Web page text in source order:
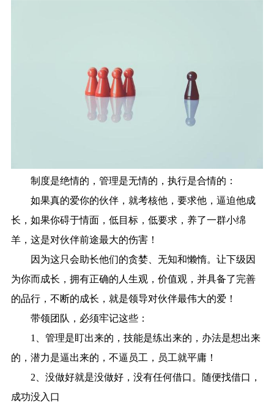
制度是绝情的，管理是无情的，执行是合情的：
如果真的爱你的伙伴，就考核他，要求他，逼迫他成
长，如果你碍于情面，低目标，低要求，养了一群小绵
羊，这是对伙伴前途最大的伤害！
因为这只会助长他们的贪婪、无知和懒惰。让下级因
为你而成长，拥有正确的人生观，价值观，并具备了完善
的品行，不断的成长，就是领导对伙伴最伟大的爱！
带领团队，必须牢记这些：
1、管理是盯出来的，技能是练出来的，办法是想出来
的，潜力是逼出来的，不逼员工，员工就平庸！
2、没做好就是没做好，没有任何借口。随便找借口，
成功没入口